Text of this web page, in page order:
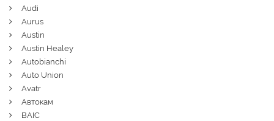
Audi
Aurus
Austin
Austin Healey
Autobianchi
Auto Union
Avatr
Автокам
BAIC